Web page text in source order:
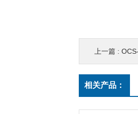
上一篇 : OCS-
相关产品：